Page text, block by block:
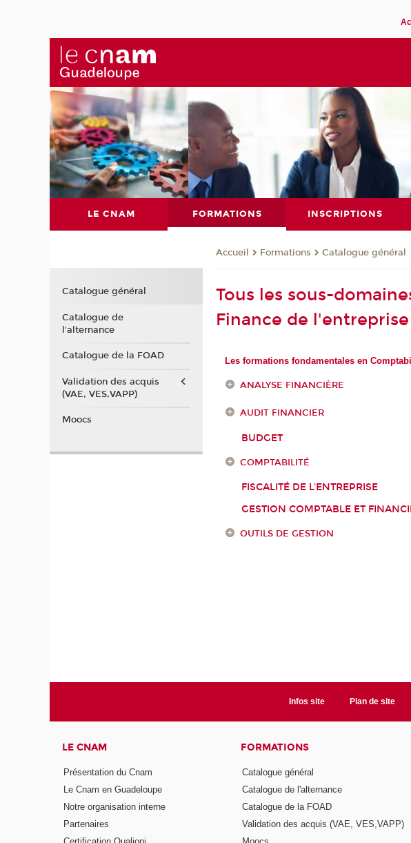
LE CNAM FORMATIONS INSCRIPTIONS
Accueil Formations Catalogue général
Tous les sous-
Finance de l'entreprise
Les formations fondamentales en
ANALYSE FINANCIÈRE
AUDIT FINANCIER
BUDGET
COMPTABILITÉ
FISCALITÉ DE L'ENTREPRISE
GESTION COMPTABLE ET
OUTILS DE GESTION
Catalogue général
Catalogue de
l'alternance
Catalogue de la FOAD
Validation des acquis
(VAE, VES,VAPP)
Moocs
Infos site Plan de site
LE CNAM
Présentation du Cnam
Le Cnam en Guadeloupe
Notre organisation interne
Partenaires
FORMATIONS
Catalogue général
Catalogue de l'alternance
Catalogue de la FOAD
Validation des acquis (VAE, VES,VAPP)